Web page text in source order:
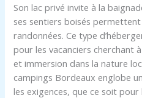
Son lac privé invite à la
ses sentiers boisés
randonnées. Ce type
pour les vacanciers cherchant
et immersion dans la nature
campings Bordeaux englobe
les exigences, que ce soit